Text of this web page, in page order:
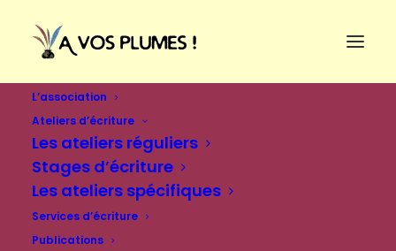
L’association
Ateliers d’écriture
Les ateliers réguliers
Stages d’écriture
Les ateliers spécifiques
Services d’écriture
Publications